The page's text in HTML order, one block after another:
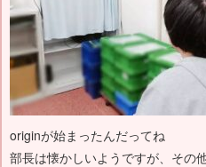
originが始まったんだってね
部長は懐かしいようですが、その